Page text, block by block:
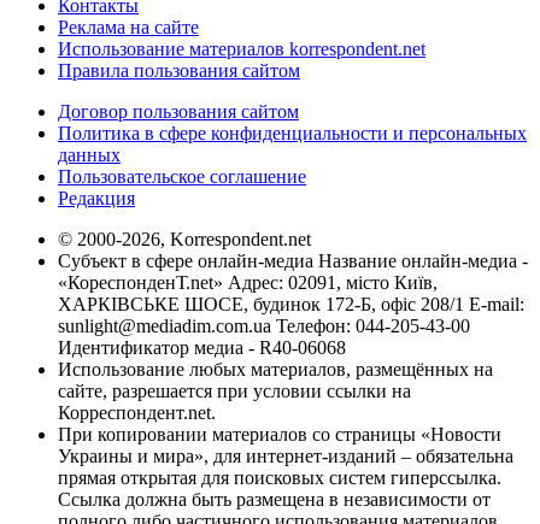
Контакты
Реклама на сайте
Использование материалов korrespondent.net
Правила пользования сайтом
Договор пользования сайтом
Политика в сфере конфиденциальности и персональных
данных
Пользовательское соглашение
Редакция
© 2000-2026, Korrespondent.net
Субъект в сфере онлайн-медиа Название онлайн-медиа -
«КореспонденТ.net» Адрес: 02091, місто Київ,
ХАРКІВСЬКЕ ШОСЕ, будинок 172-Б, офіс 208/1 E-mail:
sunlight@mediadim.com.ua Телефон: 044-205-43-00
Идентификатор медиа - R40-06068
Использование любых материалов, размещённых на
сайте, разрешается при условии ссылки на
Корреспондент.net.
При копировании материалов со страницы «Новости
Украины и мира», для интернет-изданий – обязательна
прямая открытая для поисковых систем гиперссылка.
Ссылка должна быть размещена в независимости от